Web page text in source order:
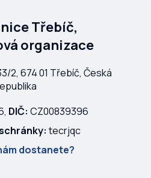
Třebíč,
organizace
2, 674 01 Třebíč, Česká
DIČ: CZ00839396
tecrjqc
dostanete?